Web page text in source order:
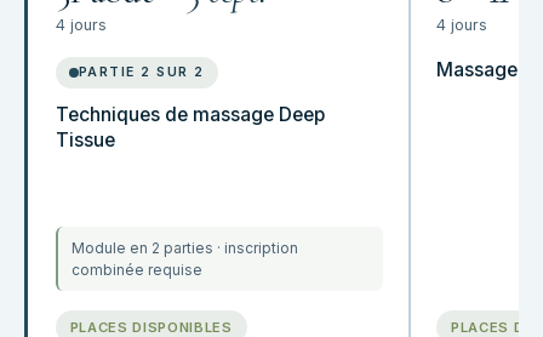
4 jours
PARTIE 2 SUR 2
Techniques de massage Deep
Tissue
Module en 2 parties · inscription
combinée requise
PLACES DISPONIBLES
4 jours
Massage
PLACES